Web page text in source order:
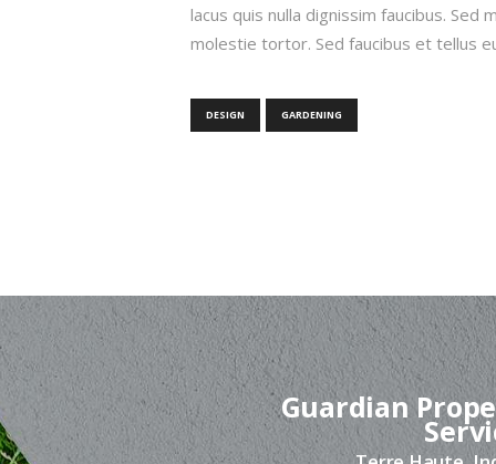
lacus quis nulla dignissim faucibus. Sed
molestie tortor. Sed faucibus et tellus
DESIGN GARDENING
Guardian